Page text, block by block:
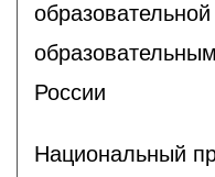
России
Национальный